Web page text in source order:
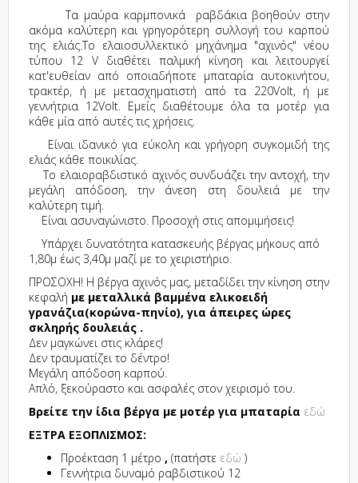
Τα μαύρα καρμπονικά ραβδάκια βοηθούν στην
ακόμα καλύτερη και γρηγορότερη συλλογή του καρπού
της ελιάς.Το ελαιοσυλλεκτικό μηχάνημα "αχινός" νέου
τύπου 12 V διαθέτει παλμική κίνηση και λειτουργεί
κατ'ευθείαν από οποιαδήποτε μπαταρία αυτοκινήτου,
τρακτέρ, ή με μετασχηματιστή από τα 220Volt, ή με
γεννήτρια 12Volt. Εμείς διαθέτουμε όλα τα μοτέρ για
κάθε μία από αυτές τις χρήσεις.
Είναι ιδανικό για εύκολη και γρήγορη συγκομιδή της
ελιάς κάθε ποικιλίας.
Το ελαιοραβδιστικό αχινός συνδυάζει την αντοχή, την
μεγάλη απόδοση, την άνεση στη δουλειά με την
καλύτερη τιμή.
Είναι ασυναγώνιστο. Προσοχή στις απομιμήσεις!
Υπάρχει δυνατότητα κατασκευής βέργας μήκους από
1,80μ έως 3,40μ μαζί με το χειριστήριο.
ΠΡΟΣΟΧΗ! Η βέργα αχινός μας, μεταδίδει την κίνηση στην
κεφαλή με μεταλλικά βαμμένα ελικοειδή
γρανάζια(κορώνα-πηνίο), για άπειρες ώρες
σκληρής δουλειάς .
Δεν μαγκώνει στις κλάρες!
Δεν τραυματίζει το δέντρο!
Μεγάλη απόδοση καρπού.
Απλό, ξεκούραστο και ασφαλές στον χειρισμό του.
Βρείτε την ίδια βέργα με μοτέρ για μπαταρία εδώ
ΕΞΤΡΑ ΕΞΟΠΛΙΣΜΟΣ:
Προέκταση 1 μέτρο , (πατήστε εδώ )
Γεννήτρια δυναμό ραβδιστικού 12